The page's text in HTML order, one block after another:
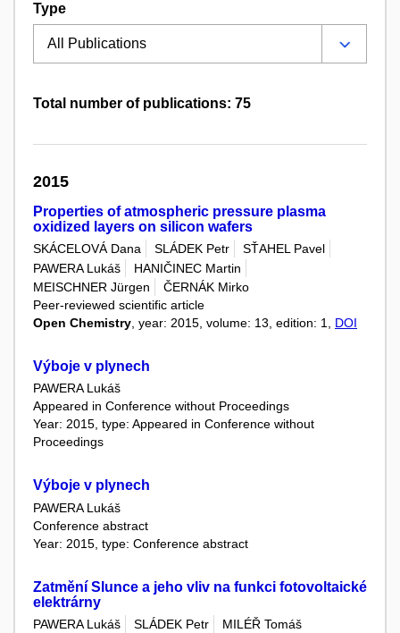
Type
Total number of publications: 75
2015
Properties of atmospheric pressure plasma
oxidized layers on silicon wafers
SKÁCELOVÁ Dana SLÁDEK Petr
SŤAHEL Pavel
PAWERA Lukáš
HANIČINEC Martin
MEISCHNER Jürgen
ČERNÁK Mirko
Peer-reviewed scientific article
Open Chemistry , year: 2015, volume: 13, edition: 1, DOI
Výboje v plynech
PAWERA Lukáš
Appeared in Conference without Proceedings
Year: 2015, type: Appeared in Conference without
Proceedings
Výboje v plynech
PAWERA Lukáš
Conference abstract
Year: 2015, type: Conference abstract
Zatmění Slunce a jeho vliv na funkci fotovoltaické
elektrárny
PAWERA Lukáš SLÁDEK Petr
MILÉŘ Tomáš